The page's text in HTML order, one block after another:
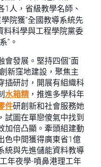
1人，省級教學名師、
院獲“全國教導系統先
料科學與工程學院黨委
”。
會發展。堅持四個“面
新窪地建設，聚焦主
插研討，開展有組織科
水箱精 ，推進多學科年
件研創新和社會服務她
試圖在單戀傻氣中找到
加倍凸顯。牽頭組建動
色中間獲得廣東省1億
統與先進儲能資料教導
年夜學-噴鼻港理工年